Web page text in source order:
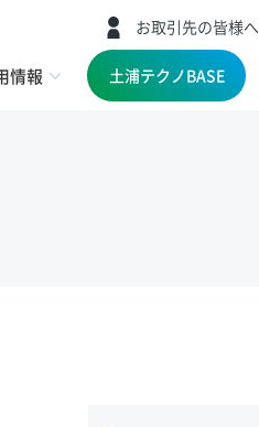
お取引先の皆様へ
情報 土浦テクノBASE